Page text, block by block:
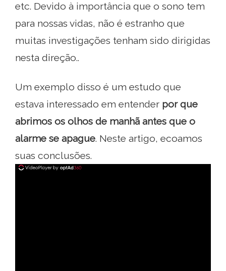
etc. Devido à importância que o sono tem
para nossas vidas, não é estranho que
muitas investigações tenham sido dirigidas
nesta direção..
Um exemplo disso é um estudo que
estava interessado em entender por que
abrimos os olhos de manhã antes que o
alarme se apague. Neste artigo, ecoamos
suas conclusões.